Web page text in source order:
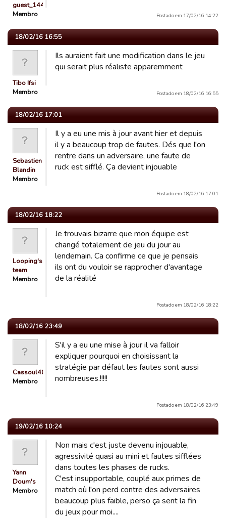
guest_1442228466278
Membro
Postado em 17/02/16 14:22
18/02/16 16:55
Tibo Ifsi
Membro
Ils auraient fait une modification dans le jeu
qui serait plus réaliste apparemment
Postado em 18/02/16 16:55
18/02/16 17:01
Sebastien
Blandin
Membro
Il y a eu une mis à jour avant hier et depuis
il y a beaucoup trop de fautes. Dés que l'on
rentre dans un adversaire, une faute de
ruck est sifflé. Ça devient injouable
Postado em 18/02/16 17:01
18/02/16 18:22
Looping's
team
Membro
Je trouvais bizarre que mon équipe est
changé totalement de jeu du jour au
lendemain. Ca confirme ce que je pensais
ils ont du vouloir se rapprocher d'avantage
de la réalité
Postado em 18/02/16 18:22
18/02/16 23:49
Cassoul40
Membro
S'il y a eu une mise à jour il va falloir
expliquer pourquoi en choisissant la
stratégie par défaut les fautes sont aussi
nombreuses.!!!!!
Postado em 18/02/16 23:49
19/02/16 10:24
Yann
Doum's
Membro
Non mais c'est juste devenu injouable,
agressivité quasi au mini et fautes sifflées
dans toutes les phases de rucks.
C'est insupportable, couplé aux primes de
match où l'on perd contre des adversaires
beaucoup plus faible, perso ça sent la fin
du jeux pour moi....